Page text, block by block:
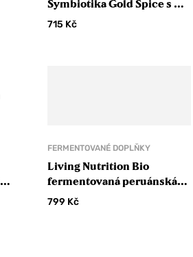
Symbiotika Gold Spice s bio
kurkumou a bio zázvorem
715 Kč
FERMENTOVANÉ DOPLŇKY
Living Nutrition Bio
fermentovaná peruánská
Maca
799 Kč